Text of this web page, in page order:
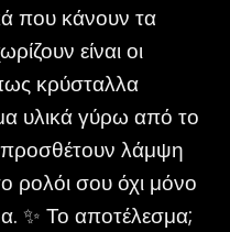
που κάνουν τα
είναι οι
κρύσταλλα
υλικά γύρω από το
προσθέτουν λάμψη
ρολόι σου όχι μόνο
✨ Το αποτέλεσμα;